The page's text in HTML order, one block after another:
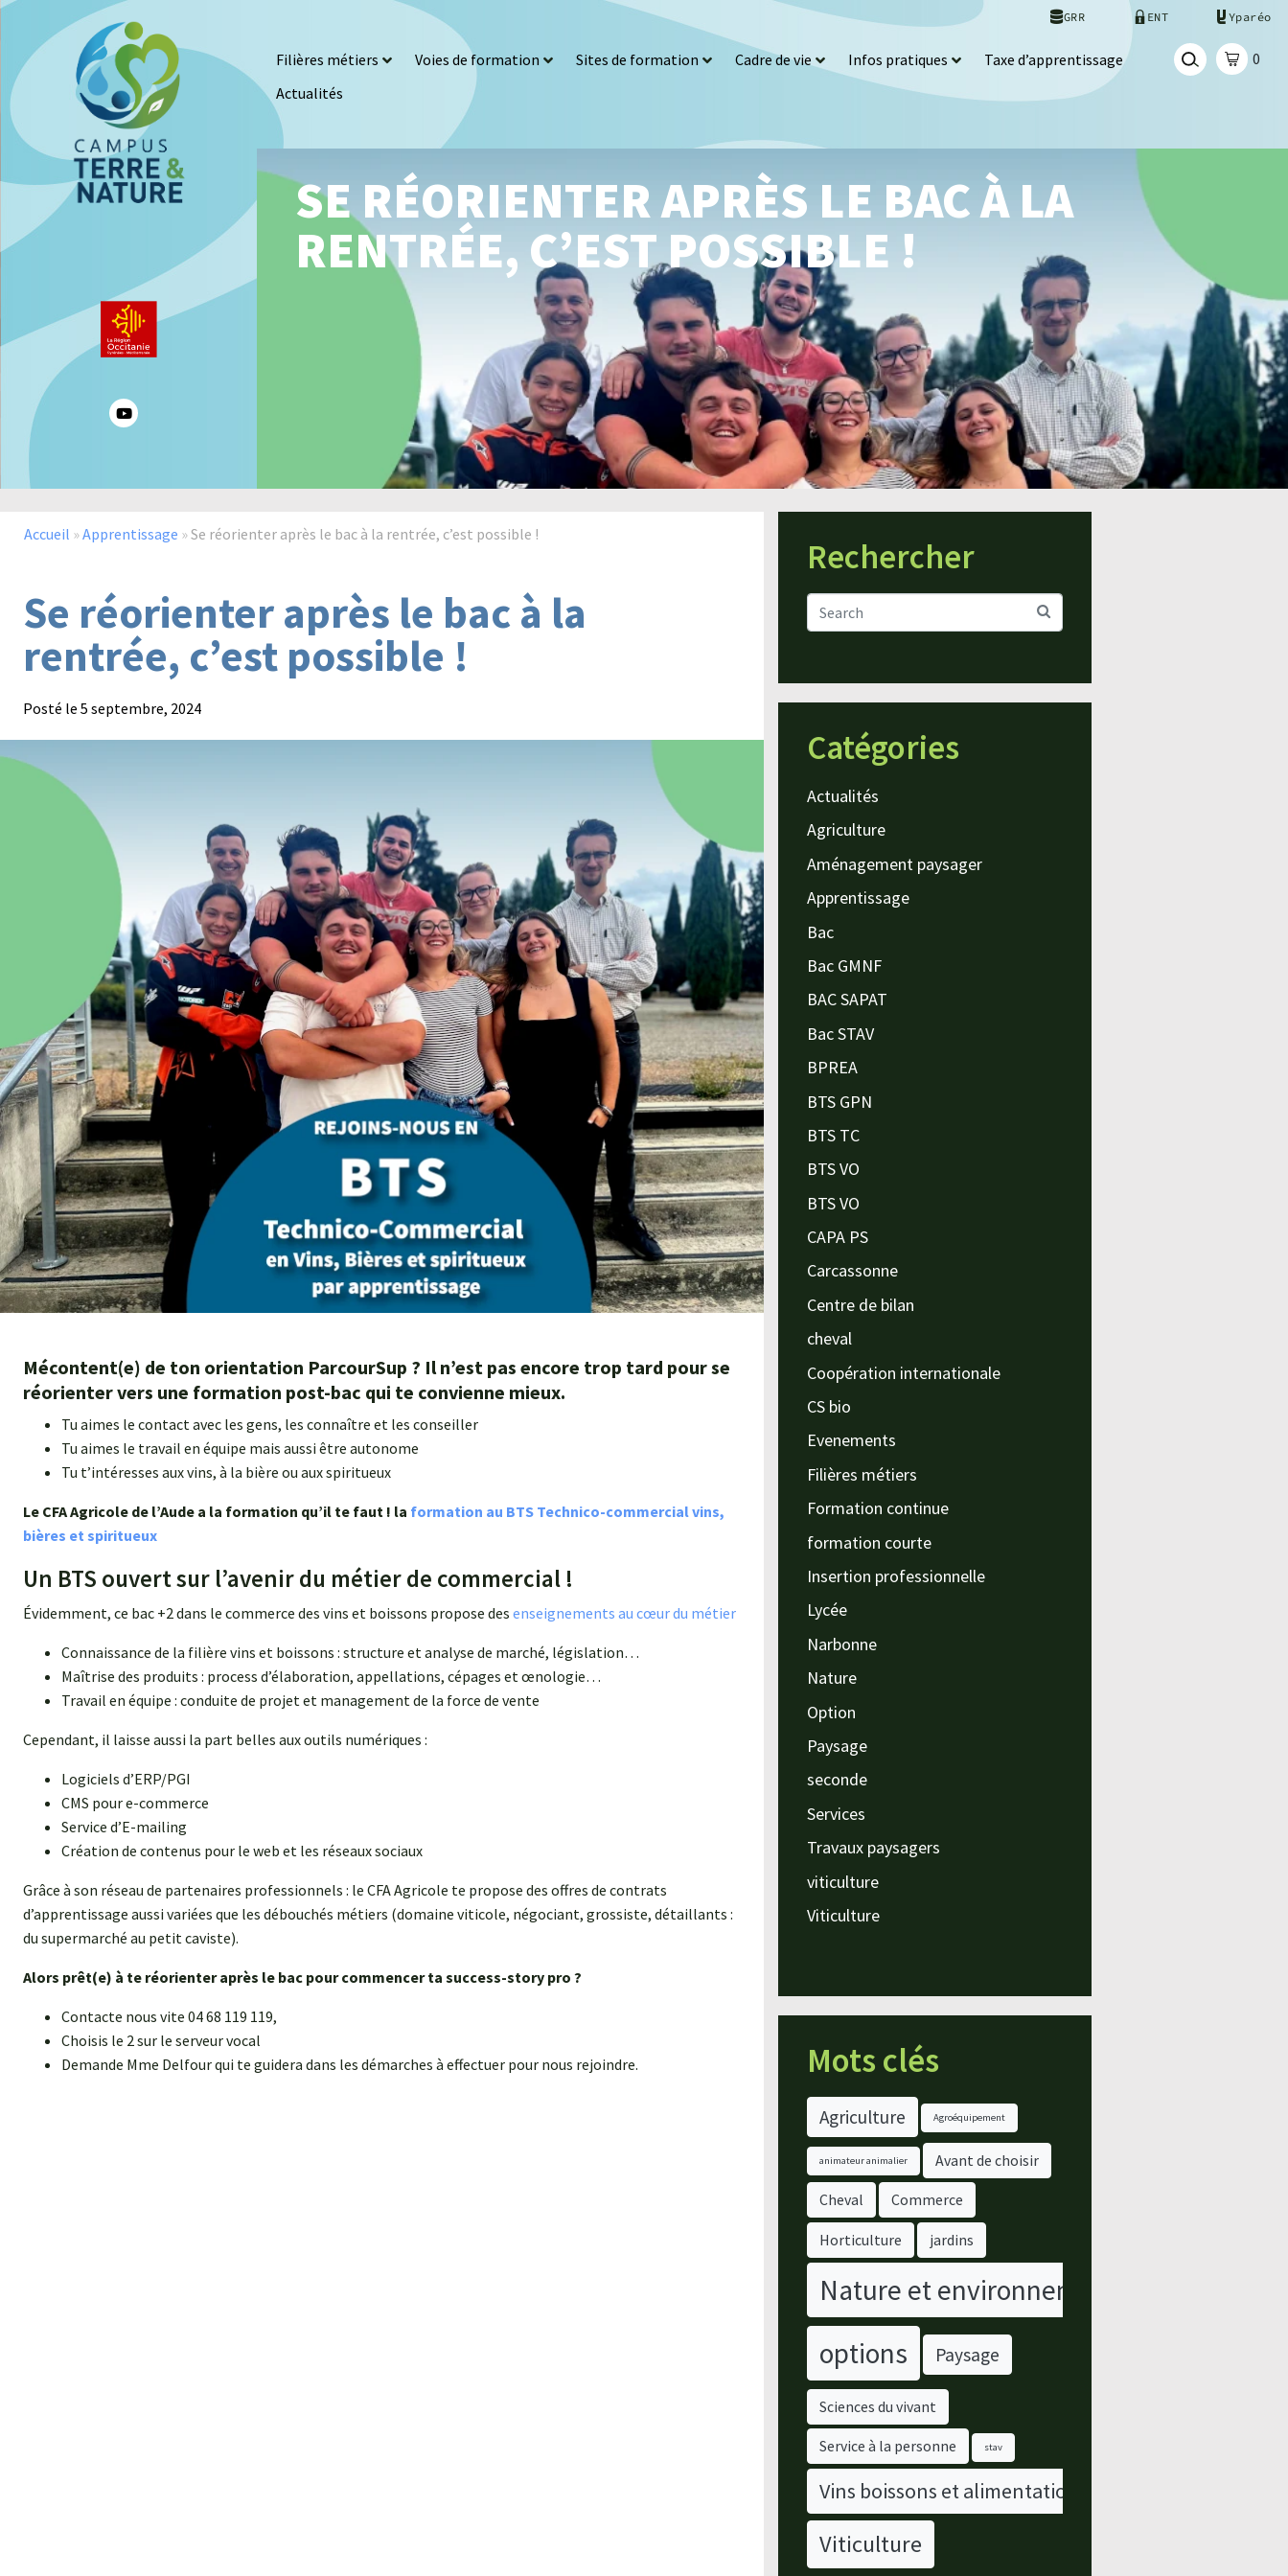
GRR ENT Yparéo
Filières métiers Voies de formation Sites de formation Cadre de vie Infos pratiques
Taxe d’apprentissage
Actualités
0
SE RÉORIENTER APRÈS LE BAC À LA
RENTRÉE, C’EST POSSIBLE !
Accueil »Apprentissage »Se réorienter après le bac à la rentrée, c’est possible !
Se réorienter après le bac à la
rentrée, c’est possible !
Posté le 5 septembre, 2024
Mécontent(e) de ton orientation ParcourSup ? Il n’est pas encore trop tard pour se
réorienter vers une formation post-bac qui te convienne mieux.
Tu aimes le contact avec les gens, les connaître et les conseiller
Tu aimes le travail en équipe mais aussi être autonome
Tu t’intéresses aux vins, à la bière ou aux spiritueux
Le CFA Agricole de l’Aude a la formation qu’il te faut ! la formation au BTS Technico-commercial vins,
bières et spiritueux
Un BTS ouvert sur l’avenir du métier de commercial !
Évidemment, ce bac +2 dans le commerce des vins et boissons propose des enseignements au cœur du métier
Connaissance de la filière vins et boissons : structure et analyse de marché, législation…
Maîtrise des produits : process d’élaboration, appellations, cépages et œnologie…
Travail en équipe : conduite de projet et management de la force de vente
Cependant, il laisse aussi la part belles aux outils numériques :
Logiciels d’ERP/PGI
CMS pour e-commerce
Service d’E-mailing
Création de contenus pour le web et les réseaux sociaux
Grâce à son réseau de partenaires professionnels : le CFA Agricole te propose des offres de contrats
d’apprentissage aussi variées que les débouchés métiers (domaine viticole, négociant, grossiste, détaillants :
du supermarché au petit caviste).
Alors prêt(e) à te réorienter après le bac pour commencer ta success-story pro ?
Contacte nous vite 04 68 119 119,
Choisis le 2 sur le serveur vocal
Demande Mme Delfour qui te guidera dans les démarches à effectuer pour nous rejoindre.
Rechercher
Catégories
Actualités
Agriculture
Aménagement paysager
Apprentissage
Bac
Bac GMNF
BAC SAPAT
Bac STAV
BPREA
BTS GPN
BTS TC
BTS VO
BTS VO
CAPA PS
Carcassonne
Centre de bilan
cheval
Coopération internationale
CS bio
Evenements
Filières métiers
Formation continue
formation courte
Insertion professionnelle
Lycée
Narbonne
Nature
Option
Paysage
seconde
Services
Travaux paysagers
viticulture
Viticulture
Mots clés
Agriculture Agroéquipement
animateur animalier Avant de choisir
Cheval Commerce
Horticulture jardins
Nature et environnement
options
Paysage
Sciences du vivant
Service à la personne stav
Vins boissons et alimentation
Viticulture